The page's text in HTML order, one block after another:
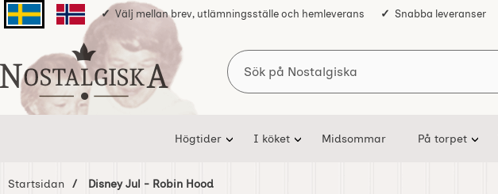
Svenska sidanNorska sidan
Välj mellan brev, utlämningsställe och hemleverans Snabba leveranser
Startsidan för Nostalgiska
Sök
Högtider I köket Midsommar På torpet
Startsidan Disney Jul - Robin Hood